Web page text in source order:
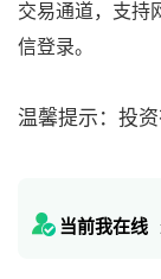
交易通道，支持
信登录。
温馨提示：投资
当前我在线